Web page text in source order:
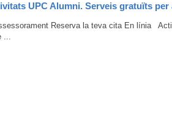
UPC Alumni. Serveis gratuïts per
Reserva la teva cita En línia
...